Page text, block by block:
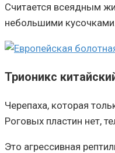
Считается всеядным
небольшими кусочками.
Трионикс
Черепаха, которая
Роговых пластин нет,
Это агрессивная